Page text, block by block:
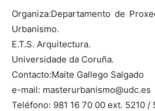
Organiza:Departamento de
Urbanismo.
E.T.S. Arquitectura.
Universidade da Coruña.
Contacto:Maite Gallego Salgado
e-mail: masterurbanismo@udc.es
Teléfono: 981 16 70 00 ext. 5210 /